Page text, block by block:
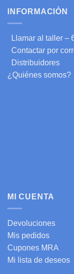
INFORMACIÒN
Llamar al taller –
Contactar por
Distribuidores
¿Quiénes somos?
MI CUENTA
Devoluciones
Mis pedidos
Cupones MRA
Mi lista de deseos